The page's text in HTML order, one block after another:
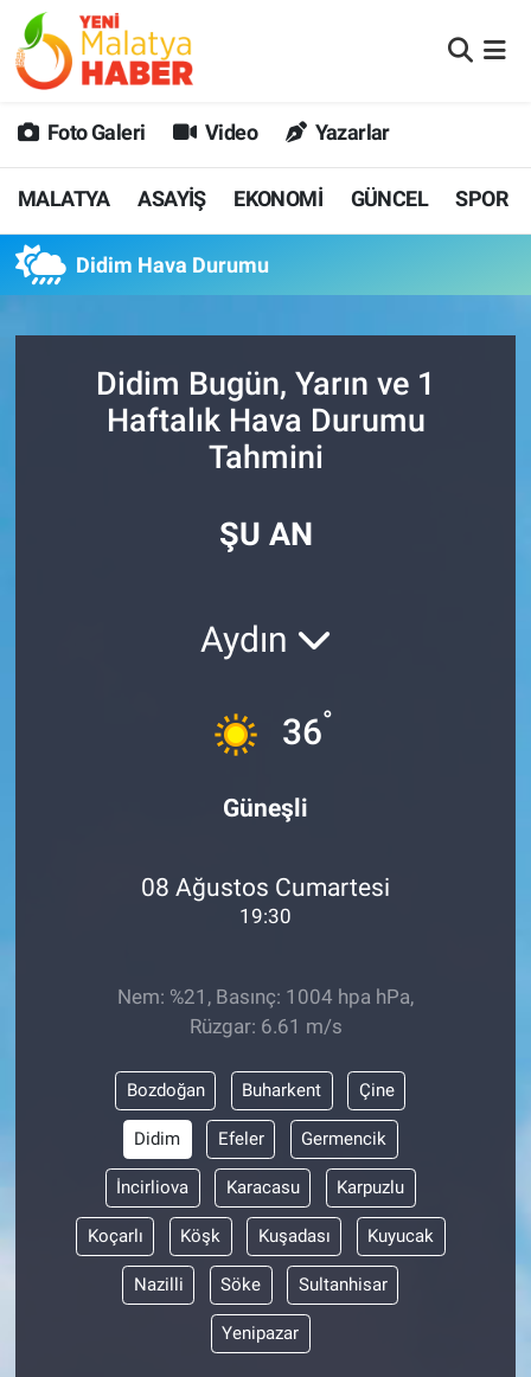
Foto Galeri Video Yazarlar
MALATYA ASAYİŞ EKONOMİ GÜNCEL SPOR
Didim Hava Durumu
Didim Bugün, Yarın ve 1
Haftalık Hava Durumu
Tahmini
ŞU AN
Aydın
36°
Güneşli
08 Ağustos Cumartesi
19:30
Nem: %21, Basınç: 1004 hpa hPa,
Rüzgar: 6.61 m/s
Bozdoğan Buharkent Çine
Didim Efeler Germencik
İncirliova Karacasu Karpuzlu
Koçarlı Köşk Kuşadası Kuyucak
Nazilli Söke Sultanhisar
Yenipazar
MALATYA
GÜNCEL
SPOR
SAĞLIK
DİĞER
Malatya Nöbetçi Eczaneler
MALATYA Namaz Vakitleri
Malatya Trafik Yoğunluk Haritası
Süper Lig Puan Durumu ve Fikstür
Tüm Manşetler
Son Dakika Haberleri